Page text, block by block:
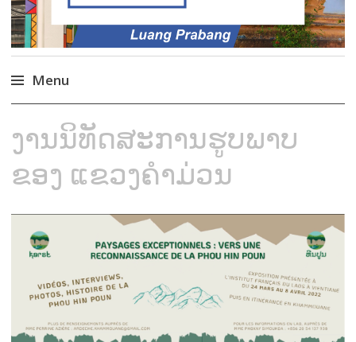
Menu
to
content
ງານນິທັດສະການຮູບພາບ
ຂອງ ແຂວງຄຳມ່ວນ